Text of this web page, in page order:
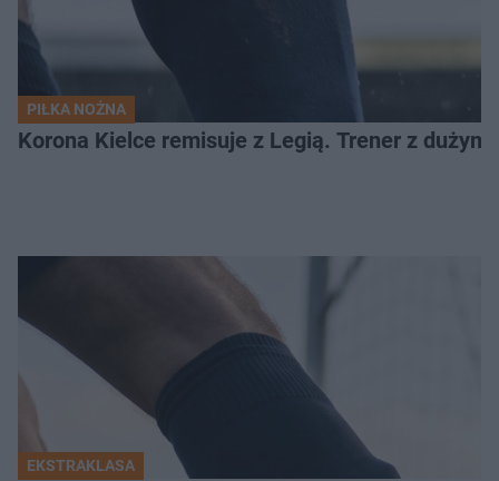
PIŁKA NOŻNA
Korona Kielce remisuje z Legią. Trener z dużym
EKSTRAKLASA